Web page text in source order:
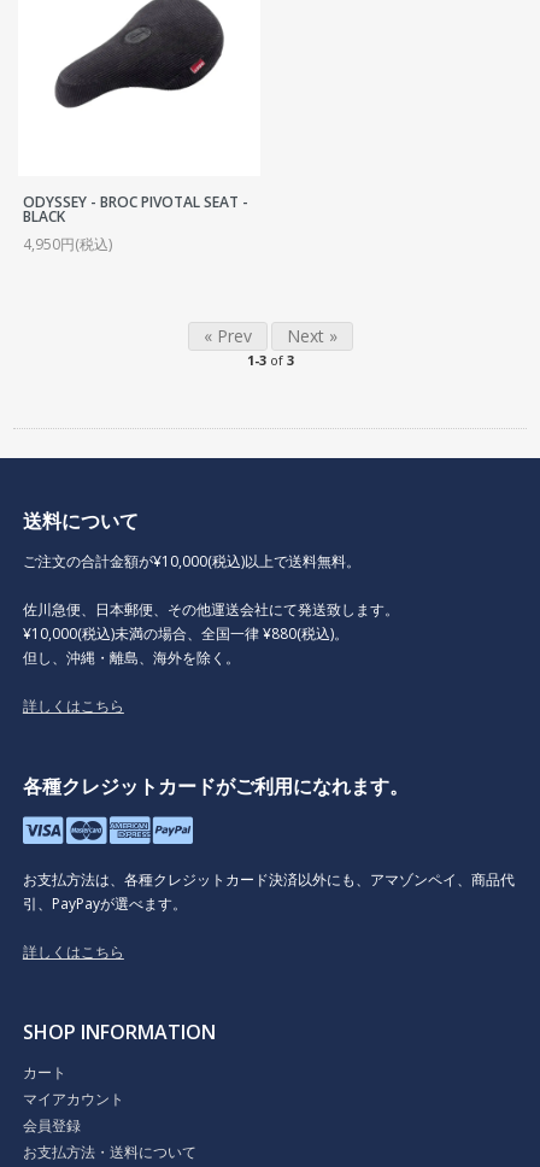
ODYSSEY - BROC PIVOTAL SEAT -
BLACK
4,950円(税込)
« Prev Next »
1-3of 3
送料について
ご注文の合計金額が¥10,000(税込)以上で送料無料。
佐川急便、日本郵便、その他運送会社にて発送致します。
¥10,000(税込)未満の場合、全国一律 ¥880(税込)。
但し、沖縄・離島、海外を除く。
詳しくはこちら
各種クレジットカードがご利用になれます。
お支払方法は、各種クレジットカード決済以外にも、アマゾンペイ、商品代
引、PayPayが選べます。
詳しくはこちら
SHOP INFORMATION
カート
マイアカウント
会員登録
お支払方法・送料について